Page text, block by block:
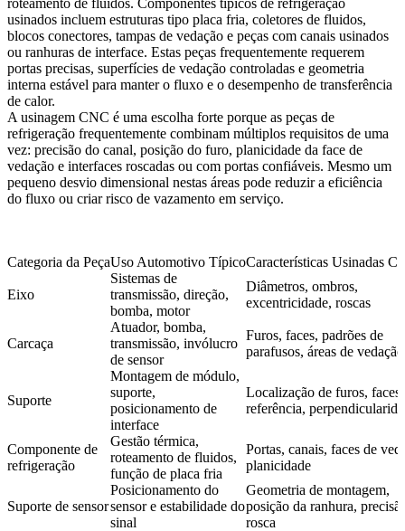
usinados incluem estruturas tipo placa fria, coletores de fluidos,
blocos conectores, tampas de vedação e peças com canais usinados
ou ranhuras de interface. Estas peças frequentemente requerem
portas precisas, superfícies de vedação controladas e geometria
interna estável para manter o fluxo e o desempenho de transferência
de calor.
A usinagem CNC é uma escolha forte porque as peças de
refrigeração frequentemente combinam múltiplos requisitos de uma
vez: precisão do canal, posição do furo, planicidade da face de
vedação e interfaces roscadas ou com portas confiáveis. Mesmo um
pequeno desvio dimensional nestas áreas pode reduzir a eficiência
do fluxo ou criar risco de vazamento em serviço.
Categoria da PeçaUso Automotivo TípicoCaracterísticas Usinadas
Eixo
Sistemas de
transmissão, direção,
bomba, motor
Diâmetros, ombros,
excentricidade, roscas
Carcaça
Atuador, bomba,
transmissão, invólucro
de sensor
Furos, faces, padrões de
parafusos, áreas de vedação
Suporte
Montagem de módulo,
suporte,
posicionamento de
interface
Localização de furos, faces
referência,
Componente de
refrigeração
Gestão térmica,
roteamento de fluidos,
função de placa fria
Portas, canais, faces de
planicidade
Suporte de sensor
Posicionamento do
sensor e estabilidade do
sinal
Geometria de montagem,
posição da ranhura,
rosca